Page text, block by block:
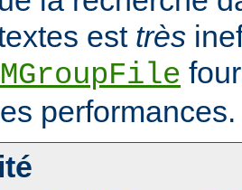
est très
performances.